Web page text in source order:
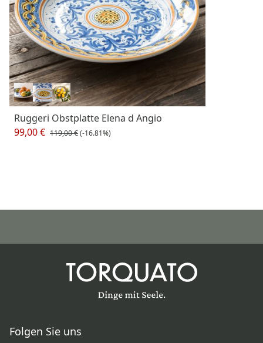
Ruggeri Obstplatte Elena d Angio
99,00 € 119,00 €(-16.81%)
Folgen Sie uns